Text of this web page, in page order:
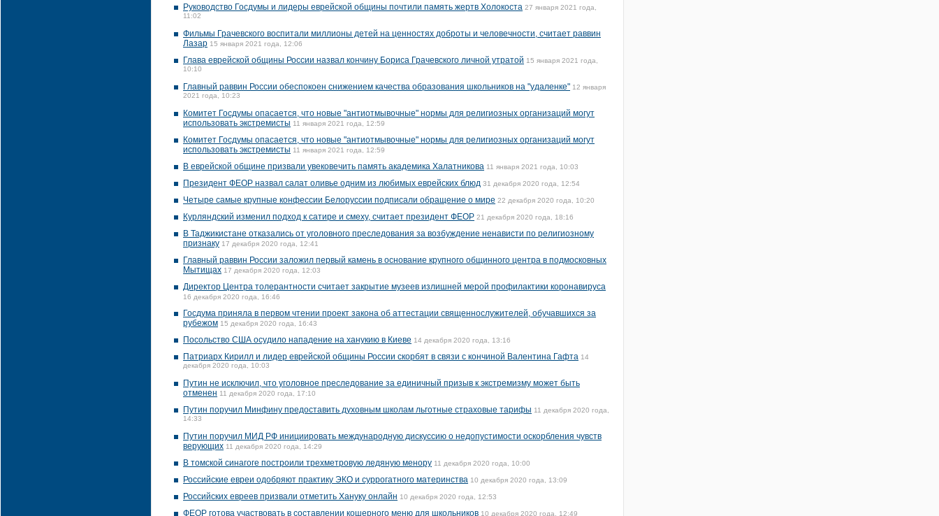
Руководство Госдумы и лидеры еврейской общины почтили память жертв Холокоста 27 января 2021 года,
11:02
Фильмы Грачевского воспитали миллионы детей на ценностях доброты и человечности, считает раввин
Лазар 15 января 2021 года, 12:06
Глава еврейской общины России назвал кончину Бориса Грачевского личной утратой 15 января 2021 года,
10:10
Главный раввин России обеспокоен снижением качества образования школьников на "удаленке" 12 января
2021 года, 10:23
Комитет Госдумы опасается, что новые "антиотмывочные" нормы для религиозных организаций могут
использовать экстремисты 11 января 2021 года, 12:59
Комитет Госдумы опасается, что новые "антиотмывочные" нормы для религиозных организаций могут
использовать экстремисты 11 января 2021 года, 12:59
В еврейской общине призвали увековечить память академика Халатникова 11 января 2021 года, 10:03
Президент ФЕОР назвал салат оливье одним из любимых еврейских блюд 31 декабря 2020 года, 12:54
Четыре самые крупные конфессии Белоруссии подписали обращение о мире 22 декабря 2020 года, 10:20
Курляндский изменил подход к сатире и смеху, считает президент ФЕОР 21 декабря 2020 года, 18:16
В Таджикистане отказались от уголовного преследования за возбуждение ненависти по религиозному
признаку 17 декабря 2020 года, 12:41
Главный раввин России заложил первый камень в основание крупного общинного центра в подмосковных
Мытищах 17 декабря 2020 года, 12:03
Директор Центра толерантности считает закрытие музеев излишней мерой профилактики коронавируса
16 декабря 2020 года, 16:46
Госдума приняла в первом чтении проект закона об аттестации священнослужителей, обучавшихся за
рубежом 15 декабря 2020 года, 16:43
Посольство США осудило нападение на ханукию в Киеве 14 декабря 2020 года, 13:16
Патриарх Кирилл и лидер еврейской общины России скорбят в связи с кончиной Валентина Гафта 14
декабря 2020 года, 10:03
Путин не исключил, что уголовное преследование за единичный призыв к экстремизму может быть
отменен 11 декабря 2020 года, 17:10
Путин поручил Минфину предоставить духовным школам льготные страховые тарифы 11 декабря 2020 года,
14:33
Путин поручил МИД РФ инициировать международную дискуссию о недопустимости оскорбления чувств
верующих 11 декабря 2020 года, 14:29
В томской синагоге построили трехметровую ледяную менору 11 декабря 2020 года, 10:00
Российские евреи одобряют практику ЭКО и суррогатного материнства 10 декабря 2020 года, 13:09
Российских евреев призвали отметить Хануку онлайн 10 декабря 2020 года, 12:53
ФЕОР готова участвовать в составлении кошерного меню для школьников 10 декабря 2020 года, 12:49